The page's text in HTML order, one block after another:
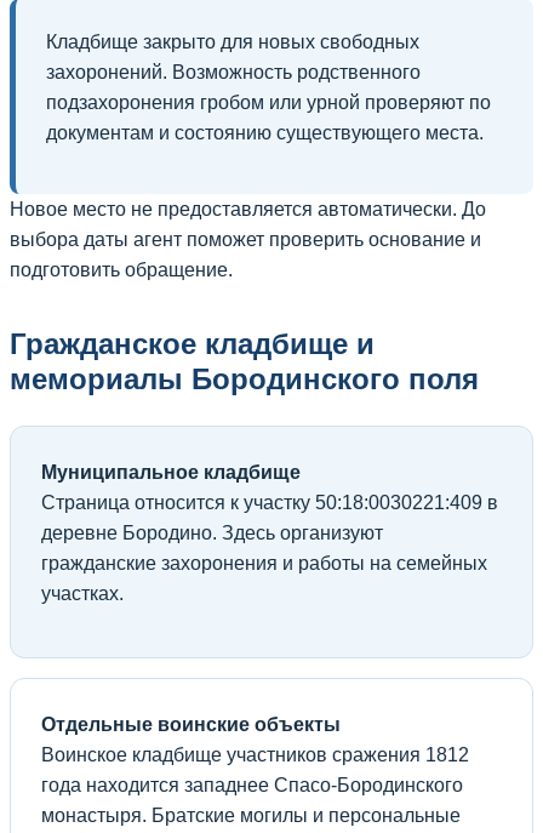
Кладбище закрыто для новых свободных
захоронений. Возможность родственного
подзахоронения гробом или урной проверяют по
документам и состоянию существующего места.
Новое место не предоставляется автоматически. До
выбора даты агент поможет проверить основание и
подготовить обращение.
Гражданское кладбище и
мемориалы Бородинского поля
Муниципальное кладбище
Страница относится к участку 50:18:0030221:409 в
деревне Бородино. Здесь организуют
гражданские захоронения и работы на семейных
участках.
Отдельные воинские объекты
Воинское кладбище участников сражения 1812
года находится западнее Спасо-Бородинского
монастыря. Братские могилы и персональные